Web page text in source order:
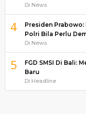
Di News
4
Presiden
Polri Bila Perlu
Di News
5
FGD SMSI Di Bali:
Baru
Di Headline